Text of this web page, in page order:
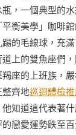
，一個典型的
衡美學」咖啡
的毛線球，充
上的雙魚座們
座的上班族，
整齊地巡迴體檢
知道這代表著什
戀愛運勢跌至